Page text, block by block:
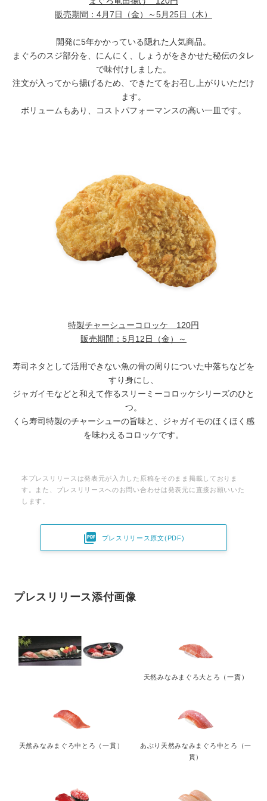
販売期間： 4月7日（金）～5月25日（木）
開発に5年かかっている隠れた人気商品。
まぐろのスジ部分を、にんにく、しょうがをきかせた秘伝のタレ
で味付けしました。
注文が入ってから揚げるため、できたてをお召し上がりいただけ
ます。
ボリュームもあり、コストパフォーマンスの高い一皿です。
特製チャーシューコロッケ 120円
販売期間： 5月12日（金）～
寿司ネタとして活用できない魚の骨の周りについた中落ちなどを
すり身にし、
ジャガイモなどと和えて作るスリーミーコロッケシリーズのひと
つ。
くら寿司特製のチャーシューの旨味と、ジャガイモのほくほく感
を味わえるコロッケです。
本プレスリリースは発表元が入力した原稿をそのまま掲載しておりま
す。また、プレスリリースへのお問い合わせは発表元に直接お願いいた
します。
 プレスリリース原文(PDF)
プレスリリース添付画像
天然みなみまぐろ大とろ（一貫）
天然みなみまぐろ中とろ（一貫）
あぶり天然みなみまぐろ中とろ（一
貫）
English